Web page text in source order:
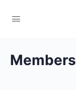
Members